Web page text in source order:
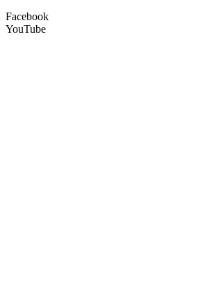
Facebook
YouTube